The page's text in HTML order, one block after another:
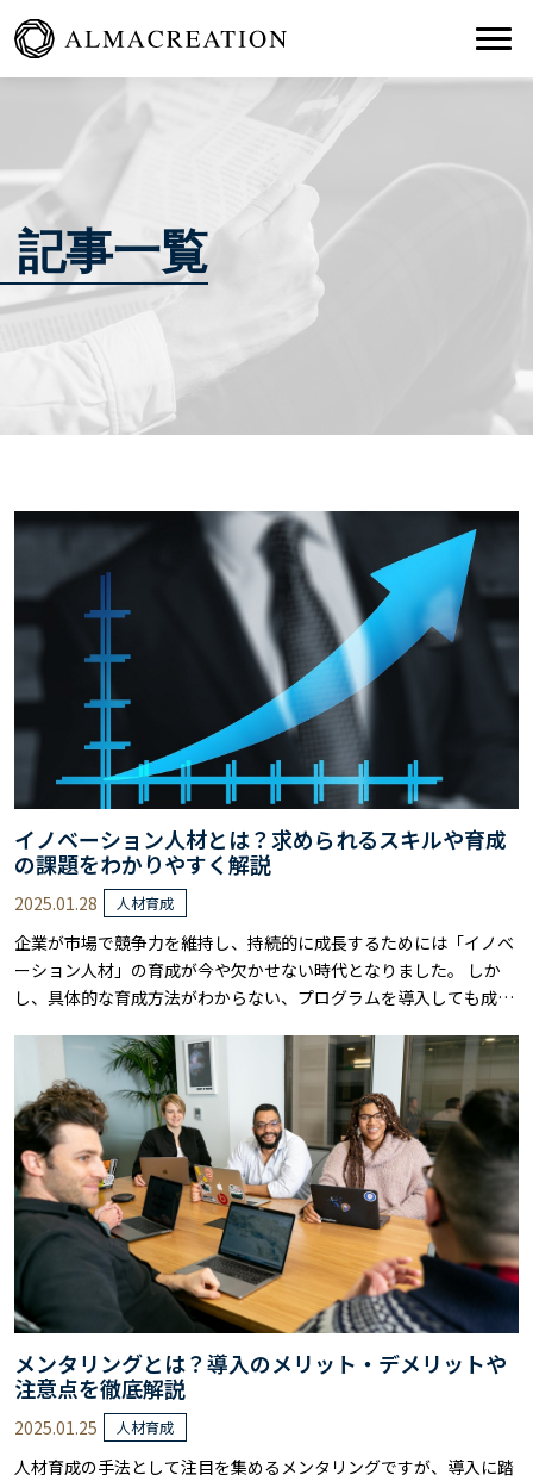
記事一覧
イノベーション人材とは？求められるスキルや育成
の課題をわかりやすく解説
2025.01.28 人材育成
企業が市場で競争力を維持し、持続的に成長するためには「イノベ
ーション人材」の育成が今や欠かせない時代となりました。 しか
し、具体的な育成方法がわからない、プログラムを導入しても成果
これらの課題を放置してしまうと、変化の激しいビジネス環境の中
で取り残される可能性も否めません。 本記事では、具体的なスキル
や能力だけではなく、それを効率的に育……
メンタリングとは？導入のメリット・デメリットや
注意点を徹底解説
2025.01.25 人材育成
人材育成の手法として注目を集めるメンタリングですが、導入に踏